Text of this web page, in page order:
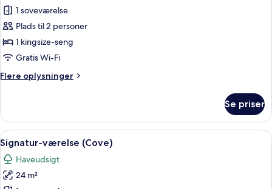
af
Signatur-
værelse
1 soveværelse
Plads til 2 personer
1 kingsize-seng
Gratis Wi-Fi
Flere oplysninger
Flere
værelse
Se priser
Indlæs
alle
billeder
af
En pænt redt seng med hvide
5
Signatur-værelse (Cove)
Haveudsigt
24 m²